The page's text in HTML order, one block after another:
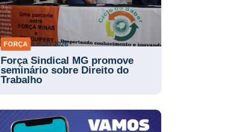
FORÇA 4 AGO 2026
Força Sindical MG promove
seminário sobre Direito do
Trabalho